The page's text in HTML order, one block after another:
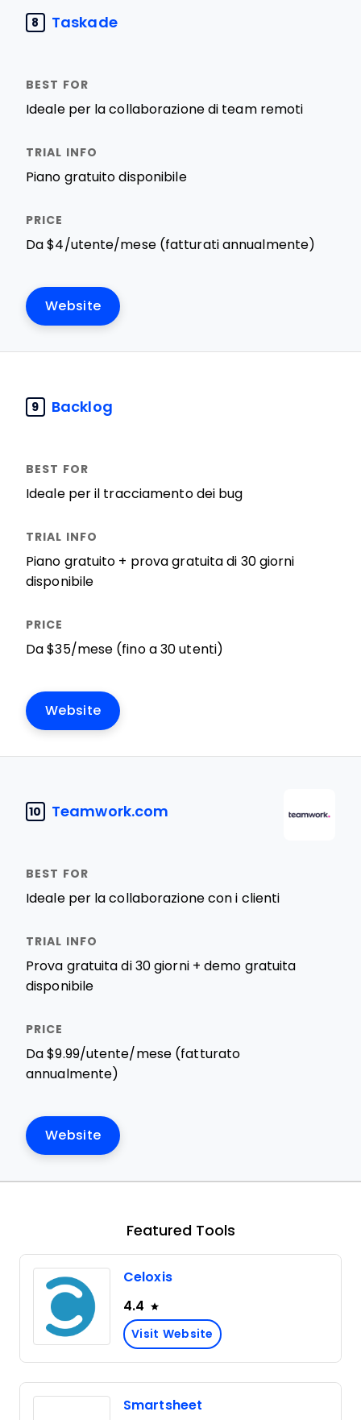
8 Taskade
Ideale per la collaborazione di team remoti
Piano gratuito disponibile
Da $4/utente/mese (fatturati annualmente)
Website
9 Backlog
Ideale per il tracciamento dei bug
Piano gratuito + prova gratuita di 30 giorni
disponibile
Da $35/mese (fino a 30 utenti)
Website
10 Teamwork.com
Ideale per la collaborazione con i clienti
Prova gratuita di 30 giorni + demo gratuita
disponibile
Da $9.99/utente/mese (fatturato
annualmente)
Website
Featured Tools
Celoxis
4.4
Visit Website
Smartsheet